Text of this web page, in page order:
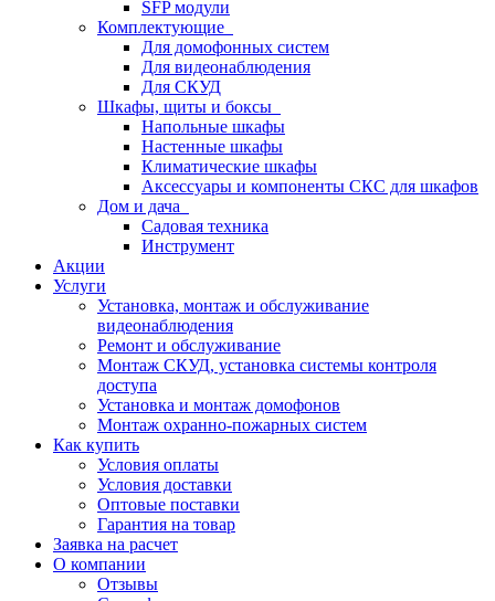
SFP модули
Комплектующие
Для домофонных систем
Для видеонаблюдения
Для СКУД
Шкафы, щиты и боксы
Напольные шкафы
Настенные шкафы
Климатические шкафы
Аксессуары и компоненты СКС для шкафов
Дом и дача
Садовая техника
Инструмент
Акции
Услуги
Установка, монтаж и обслуживание
видеонаблюдения
Ремонт и обслуживание
Монтаж СКУД, установка системы контроля
доступа
Установка и монтаж домофонов
Монтаж охранно-пожарных систем
Как купить
Условия оплаты
Условия доставки
Оптовые поставки
Гарантия на товар
Заявка на расчет
О компании
Отзывы